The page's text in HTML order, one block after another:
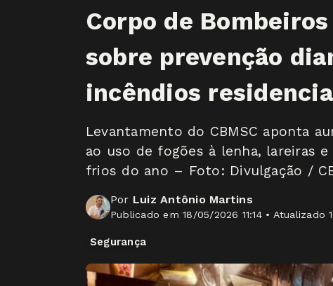
Corpo de
sobre prevenção
incêndios
Levantamento do CBMSC aponta
ao uso de fogões à lenha, lareiras
frios do ano – Foto: Divulgação /
Por Luiz Antônio Martins
Publicado em 18/05/2026 11:14 • Atualizado
Segurança